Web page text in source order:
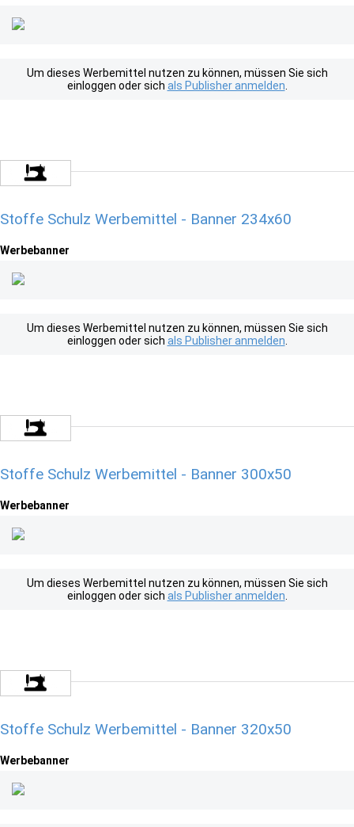
Um dieses Werbemittel nutzen zu können, müssen Sie sich
einloggen oder sich als Publisher anmelden
Stoffe Schulz Werbemittel - Banner 234x60
Werbebanner
Um dieses Werbemittel nutzen zu können, müssen Sie sich
einloggen oder sich als Publisher anmelden
Stoffe Schulz Werbemittel - Banner 300x50
Werbebanner
Um dieses Werbemittel nutzen zu können, müssen Sie sich
einloggen oder sich als Publisher anmelden
Stoffe Schulz Werbemittel - Banner 320x50
Werbebanner